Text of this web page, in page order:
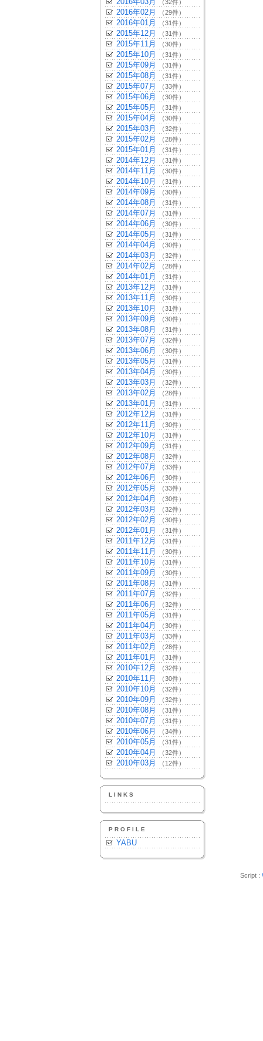
（32件）
2016年02月 （29件）
2016年01月 （31件）
2015年12月 （31件）
2015年11月 （30件）
2015年10月 （31件）
2015年09月 （31件）
2015年08月 （31件）
2015年07月 （33件）
2015年06月 （30件）
2015年05月 （31件）
2015年04月 （30件）
2015年03月 （32件）
2015年02月 （28件）
2015年01月 （31件）
2014年12月 （31件）
2014年11月 （30件）
2014年10月 （31件）
2014年09月 （30件）
2014年08月 （31件）
2014年07月 （31件）
2014年06月 （30件）
2014年05月 （31件）
2014年04月 （30件）
2014年03月 （32件）
2014年02月 （28件）
2014年01月 （31件）
2013年12月 （31件）
2013年11月 （30件）
2013年10月 （31件）
2013年09月 （30件）
2013年08月 （31件）
2013年07月 （32件）
2013年06月 （30件）
2013年05月 （31件）
2013年04月 （30件）
2013年03月 （32件）
2013年02月 （28件）
2013年01月 （31件）
2012年12月 （31件）
2012年11月 （30件）
2012年10月 （31件）
2012年09月 （31件）
2012年08月 （32件）
2012年07月 （33件）
2012年06月 （30件）
2012年05月 （33件）
2012年04月 （30件）
2012年03月 （32件）
2012年02月 （30件）
2012年01月 （31件）
2011年12月 （31件）
2011年11月 （30件）
2011年10月 （31件）
2011年09月 （30件）
2011年08月 （31件）
2011年07月 （32件）
2011年06月 （32件）
2011年05月 （31件）
2011年04月 （30件）
2011年03月 （33件）
2011年02月 （28件）
2011年01月 （31件）
2010年12月 （32件）
2010年11月 （30件）
2010年10月 （32件）
2010年09月 （32件）
2010年08月 （31件）
2010年07月 （31件）
2010年06月 （34件）
2010年05月 （31件）
2010年04月 （32件）
2010年03月 （12件）
LINKS
PROFILE
YABU
Script :